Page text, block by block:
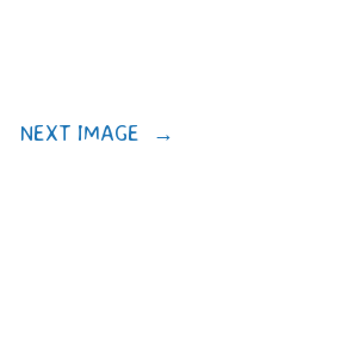
NEXT IMAGE →